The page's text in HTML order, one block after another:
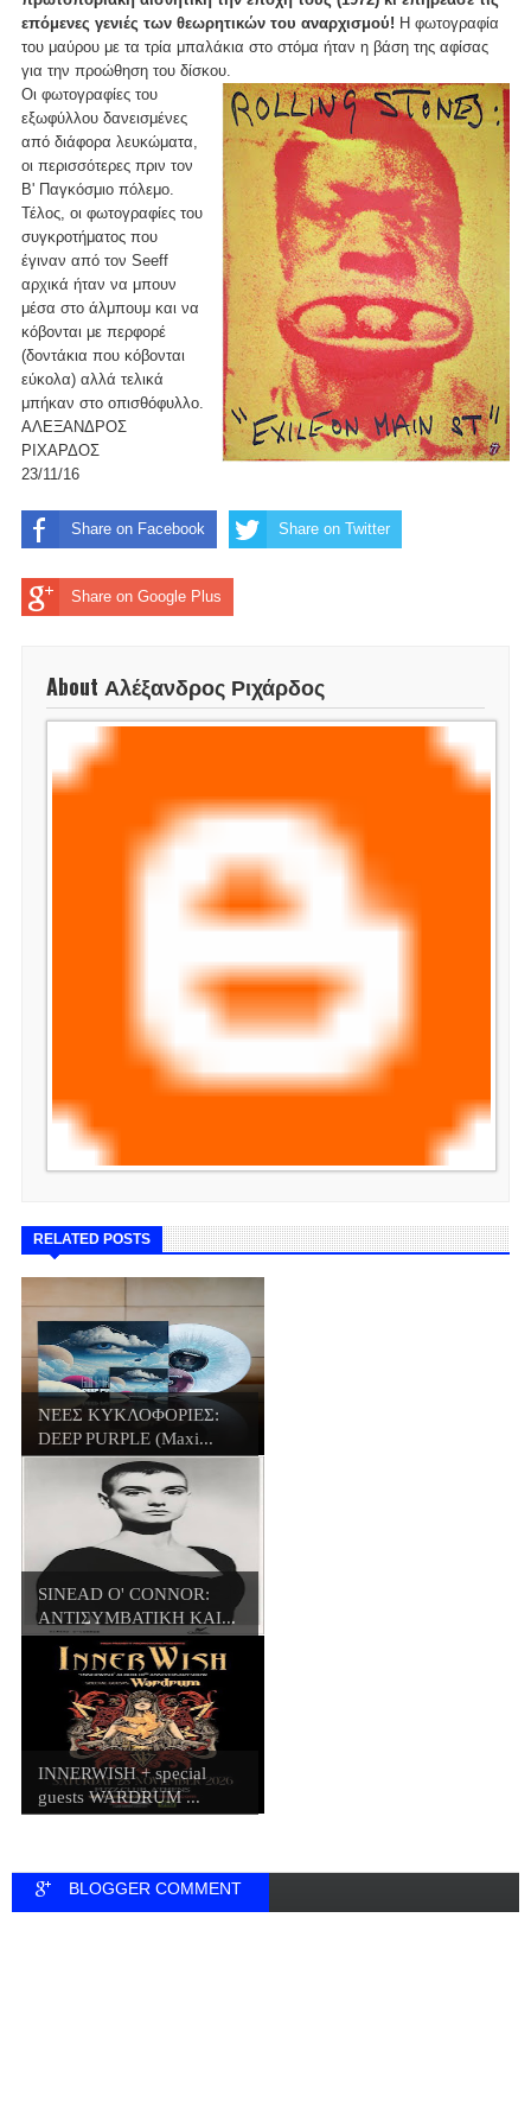
επόμενες γενιές των θεωρητικών του αναρχισμού! Η φωτογραφία
του μαύρου με τα τρία μπαλάκια στο στόμα ήταν η βάση της αφίσας
για την προώθηση του δίσκου.
Οι φωτογραφίες του
εξωφύλλου δανεισμένες
από διάφορα λευκώματα,
οι περισσότερες πριν τον
Β' Παγκόσμιο πόλεμο.
Τέλος, οι φωτογραφίες του
συγκροτήματος που
έγιναν από τον Seeff
αρχικά ήταν να μπουν
μέσα στο άλμπουμ και να
κόβονται με περφορέ
(δοντάκια που κόβονται
εύκολα) αλλά τελικά
μπήκαν στο οπισθόφυλλο.
ΑΛΕΞΑΝΔΡΟΣ
ΡΙΧΑΡΔΟΣ
23/11/16
Share on Facebook Share on Twitter
Share on Google Plus
About Αλέξανδρος Ριχάρδος
RELATED POSTS
ΝΕΕΣ ΚΥΚΛΟΦΟΡΙΕΣ:
DEEP PURPLE (Maxi...
SINEAD O' CONNOR:
ΑΝΤΙΣΥΜΒΑΤΙΚΗ ΚΑΙ...
INNERWISH + special
guests WARDRUM ...
BLOGGER COMMENT